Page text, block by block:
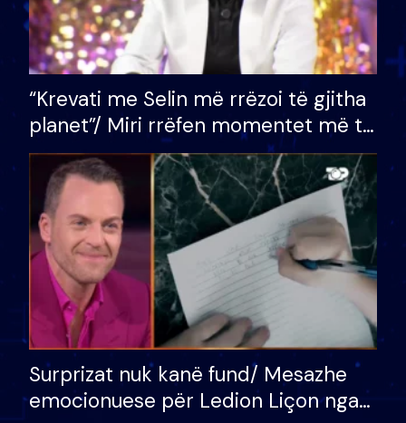
“Krevati me Selin më rrëzoi të gjitha
planet”/ Miri rrëfen momentet më të
bukura në shtëpinë e BB VIP: Do më
mungojë zilja e mëngjesit kur…
Surprizat nuk kanë fund/ Mesazhe
emocionuese për Ledion Liçon nga